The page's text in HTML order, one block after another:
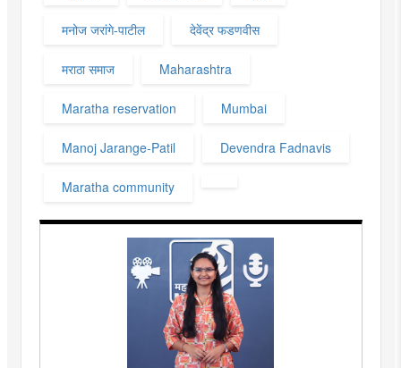
मनोज जरांगे-पाटील देवेंद्र फडणवीस
मराठा समाज Maharashtra
Maratha reservation Mumbai
Manoj Jarange-Patil Devendra Fadnavis
Maratha community